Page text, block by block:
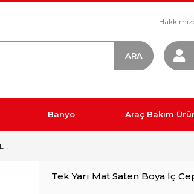
Banyo Araç Bakım
Tek Yarı Mat Saten Boya İç